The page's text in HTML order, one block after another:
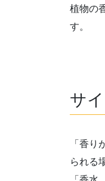
植物の
す。
サ
「香
られる